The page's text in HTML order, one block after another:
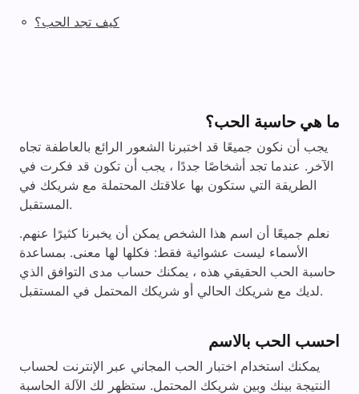
◦ كيف تجد الحب؟
ما هي حاسبة الحب؟
يجب أن نكون جميعًا قد اختبرنا الشعور الرائع بالعاطفة تجاه
الآخر. عندما تجد أشخاصًا جددًا ، يجب أن تكون قد فكرت في
الطريقة التي ستكون بها علاقتك المحتملة مع شريكك في
المستقبل.
نعلم جميعًا أن اسم هذا الشخص يمكن أن يخبرنا كثيرًا عنهم.
الأسماء ليست عشوائية فقط: فكلها لها معنى. بمساعدة
حاسبة الحب الحقيقي هذه ، يمكنك حساب مدى التوافق الذي
لديك مع شريكك الحالي أو شريكك المحتمل في المستقبل.
احسب الحب بالاسم
يمكنك استخدام اختبار الحب المجاني عبر الإنترنت لحساب
النتيجة بينك وبين شريكك المحتمل. ستظهر لك الآلة الحاسبة